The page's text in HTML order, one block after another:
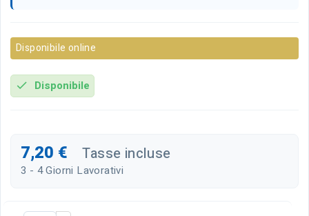
Disponibile online
check Disponibile
7,20 € Tasse incluse
3 - 4 Giorni Lavorativi